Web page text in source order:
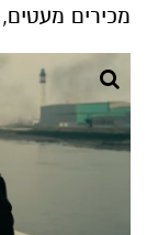
מכירים